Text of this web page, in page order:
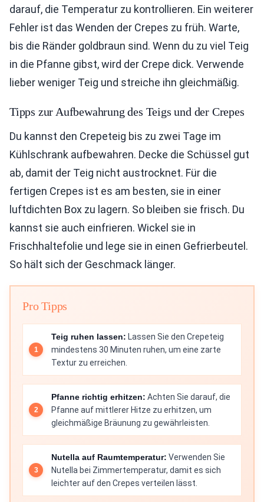
darauf, die Temperatur zu kontrollieren. Ein weiterer
Fehler ist das Wenden der Crepes zu früh. Warte,
bis die Ränder goldbraun sind. Wenn du zu viel Teig
in die Pfanne gibst, wird der Crepe dick. Verwende
lieber weniger Teig und streiche ihn gleichmäßig.
Tipps zur Aufbewahrung des Teigs und der Crepes
Du kannst den Crepeteig bis zu zwei Tage im
Kühlschrank aufbewahren. Decke die Schüssel gut
ab, damit der Teig nicht austrocknet. Für die
fertigen Crepes ist es am besten, sie in einer
luftdichten Box zu lagern. So bleiben sie frisch. Du
kannst sie auch einfrieren. Wickel sie in
Frischhaltefolie und lege sie in einen Gefrierbeutel.
So hält sich der Geschmack länger.
Pro Tipps
Teig ruhen lassen: Lassen Sie den Crepeteig
mindestens 30 Minuten ruhen, um eine zarte
Textur zu erreichen.
Pfanne richtig erhitzen: Achten Sie darauf, die
Pfanne auf mittlerer Hitze zu erhitzen, um
gleichmäßige Bräunung zu gewährleisten.
Nutella auf Raumtemperatur: Verwenden Sie
Nutella bei Zimmertemperatur, damit es sich
leichter auf den Crepes verteilen lässt.